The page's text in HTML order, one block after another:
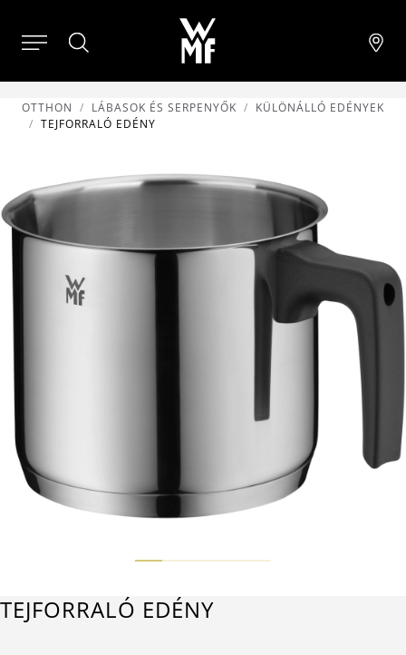
OTTHON LÁBASOK ÉS SERPENYŐK
KÜLÖNÁLLÓ EDÉNYEK
TEJFORRALÓ EDÉNY
TEJFORRALÓ EDÉNY